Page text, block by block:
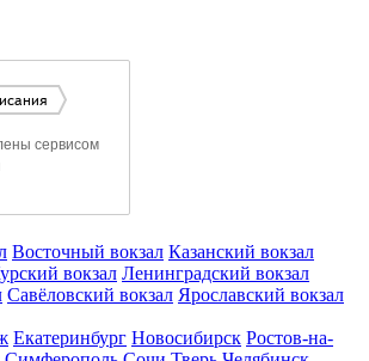
Восточный вокзал Казанский вокзал
вокзал Ленинградский вокзал
Савёловский вокзал Ярославский вокзал
Екатеринбург Новосибирск Ростов-на-